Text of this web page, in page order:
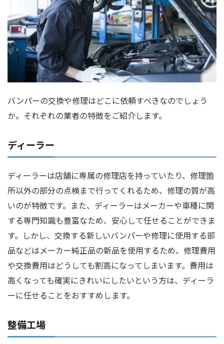
バンパーの交換や修理はどこに依頼すべきなのでしょう
か。それぞれの業者の特徴をご紹介します。
ディーラー
ディーラーは店舗に専属の修理店を持っていたり、修理箇
所以外の部分の点検まで行ってくれるため、修理の質が高
いのが特徴です。また、ディーラーはメーカーや車種に関
する専門知識も豊富なため、安心して任せることができま
す。しかし、交換する新しいバンパーや修理に使用する部
品などはメーカー純正品の新品を使用するため、修理費用
や交換費用はどうしても割高になってしまいます。費用は
高くなっても確実にきれいにしたいという方は、ディーラ
ーに任せることをおすすめします。
整備工場